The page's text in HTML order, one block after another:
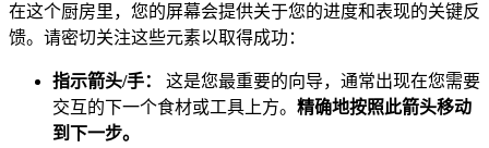
在这个厨房里，您的屏幕会提供关于您的进度和表现的关键反
馈。请密切关注这些元素以取得成功：
指示箭头/手：
这是您最重要的向导，通常出现在您需要
交互的下一个食材或工具上方。 精确地按照此箭头移动
到下一步。